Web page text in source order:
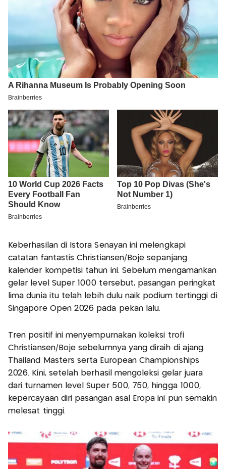
Keberhasilan di Istora Senayan ini melengkapi
catatan fantastis Christiansen/Boje sepanjang
kalender kompetisi tahun ini. Sebelum mengamankan
gelar level Super 1000 tersebut, pasangan peringkat
lima dunia itu telah lebih dulu naik podium tertinggi di
Singapore Open 2026 pada pekan lalu.
Tren positif ini menyempurnakan koleksi trofi
Christiansen/Boje sebelumnya yang diraih di ajang
Thailand Masters serta European Championships
2026. Kini, setelah berhasil mengoleksi gelar juara
dari turnamen level Super 500, 750, hingga 1000,
kepercayaan diri pasangan asal Eropa ini pun semakin
melesat tinggi.